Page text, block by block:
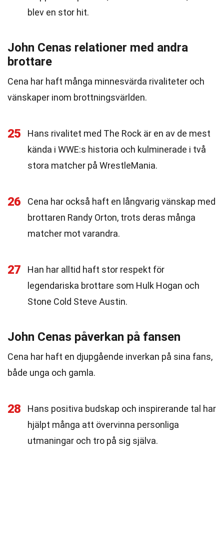
blev en stor hit.
John Cenas relationer med andra
brottare
Cena har haft många minnesvärda rivaliteter och
vänskaper inom brottningsvärlden.
25
Hans rivalitet med The Rock är en av de mest
kända i WWE:s historia och kulminerade i två
stora matcher på WrestleMania.
26
Cena har också haft en långvarig vänskap med
brottaren Randy Orton, trots deras många
matcher mot varandra.
27
Han har alltid haft stor respekt för
legendariska brottare som Hulk Hogan och
Stone Cold Steve Austin.
John Cenas påverkan på fansen
Cena har haft en djupgående inverkan på sina fans,
både unga och gamla.
28
Hans positiva budskap och inspirerande tal har
hjälpt många att övervinna personliga
utmaningar och tro på sig själva.